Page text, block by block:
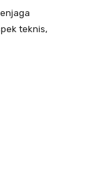
teknis,